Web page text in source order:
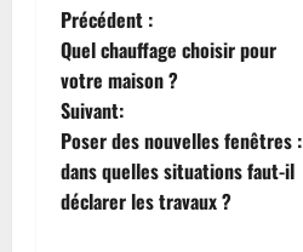
N
a
v
i
Précédent :
Quel chauffage choisir pour
votre maison ?
Suivant:
Poser des nouvelles fenêtres :
dans quelles situations faut-il
déclarer les travaux ?